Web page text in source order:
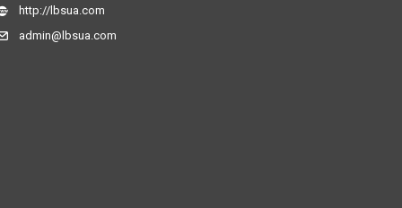
http://lbsua.com
admin@lbsua.com